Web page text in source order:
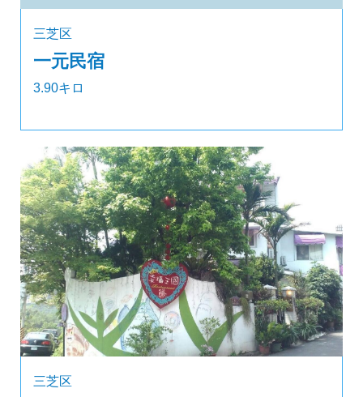
三芝区
一元民宿
3.90キロ
三芝区